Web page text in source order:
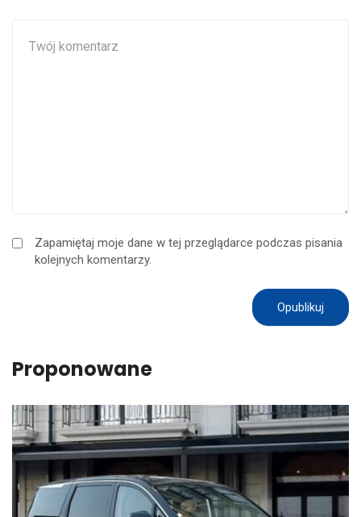
Zapamiętaj moje dane w tej przeglądarce podczas pisania
kolejnych komentarzy.
Proponowane